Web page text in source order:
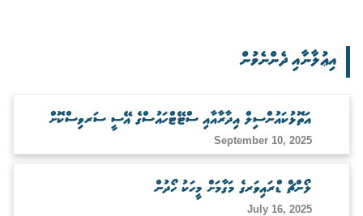
އިޢުލާނާއި ދެންނެވުން
އަތޮޅުކައުންސިލް އިދާރާއާއި ސްޓޭޓްހައުސްގެ އޭސީ ސަރވިސްކޮށް
ބަލަހައްޓާނެ ފަރާތެއް ހޯދުން
September 10, 2025
ލޯންޗް ޑްރައިވަރގެ މަގާމަށް މީހަކު ހޯދުން
July 16, 2025